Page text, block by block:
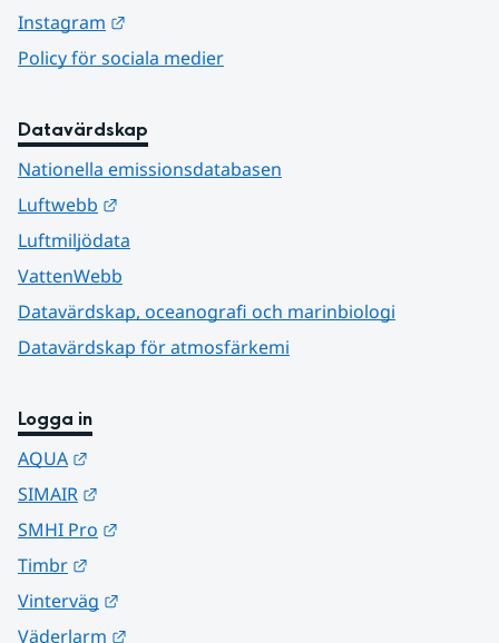
Instagram
Policy för sociala medier
Datavärdskap
Nationella emissionsdatabasen
Luftwebb
Luftmiljödata
VattenWebb
Datavärdskap, oceanografi och marinbiologi
Datavärdskap för atmosfärkemi
Logga in
AQUA
SIMAIR
SMHI Pro
Timbr
Vinterväg
Väderlarm